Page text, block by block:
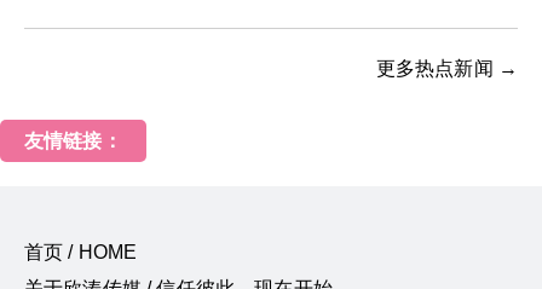
更多热点新闻 →
友情链接：
首页 / HOME